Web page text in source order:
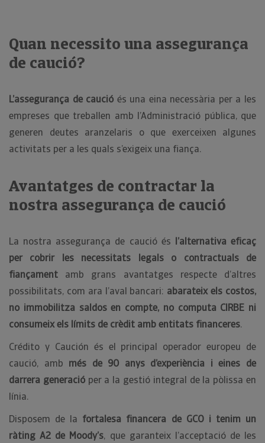
Quan necessito una assegurança
de caució?
L’assegurança de caució és una eina necessària per a les
empreses que treballen amb l’Administració pública, que
generen deutes aranzelaris o que exerceixen algunes
activitats per a les quals s’exigeix una fiança.
Avantatges de contractar la
nostra assegurança de caució
La nostra assegurança de caució és l’alternativa eficaç
per cobrir les necessitats legals o contractuals de
fiançament amb grans avantatges respecte d’altres
possibilitats, com ara l’aval bancari: abarateix els costos,
no immobilitza saldos en compte, no computa CIRBE ni
consumeix els límits de crèdit amb entitats financeres.
Crédito y Caución és el principal operador europeu de
caució, amb més de 90 anys d’experiència i eines de
darrera generacióper a la gestió integral de la pòlissa en
línia.
Disposem de la fortalesa financera de GCO i tenim un
ràting A2 de Moody’s, que garanteix l’acceptació de les